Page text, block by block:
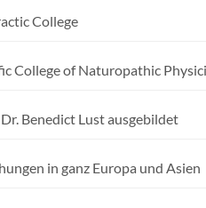
College
College of Naturopathic
Benedict Lust ausgebildet
in ganz Europa und Asien